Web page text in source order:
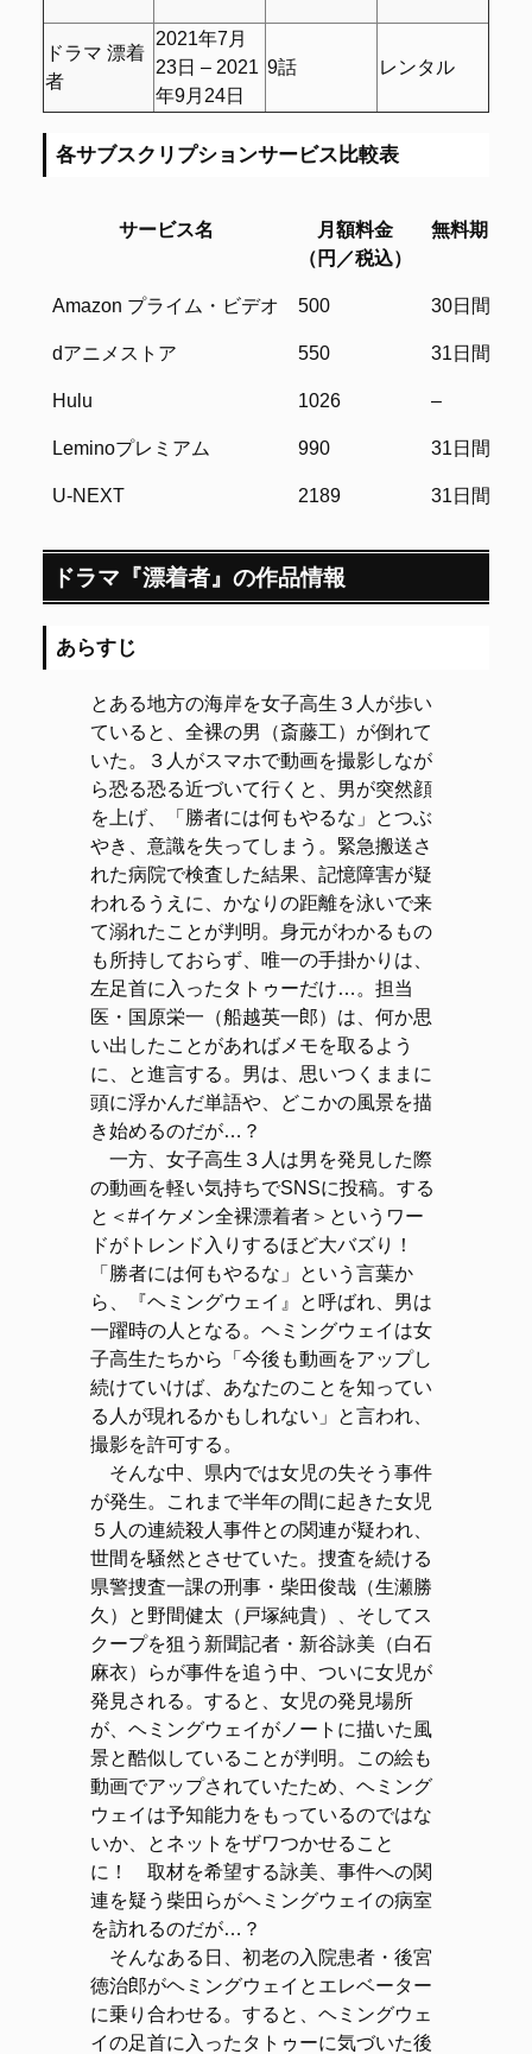
ドラマ 漂着
者
2021年7月
23日 – 2021
年9月24日
9話 レンタル
各サブスクリプションサービス比較表
サービス名
月額料金
（円／税込）
無料期間
サービス名
月額料金
無料期間
Amazon プライム・ビデオ 500 30日間
dアニメストア 550 31日間
Hulu 1026 –
Leminoプレミアム 990 31日間
U-NEXT 2189 31日間
ドラマ『漂着者』の作品情報
あらすじ
とある地方の海岸を女子高生３人が歩い
ていると、全裸の男（斎藤工）が倒れて
いた。３人がスマホで動画を撮影しなが
ら恐る恐る近づいて行くと、男が突然顔
を上げ、「勝者には何もやるな」とつぶ
やき、意識を失ってしまう。緊急搬送さ
れた病院で検査した結果、記憶障害が疑
われるうえに、かなりの距離を泳いで来
て溺れたことが判明。身元がわかるもの
も所持しておらず、唯一の手掛かりは、
左足首に入ったタトゥーだけ…。担当
医・国原栄一（船越英一郎）は、何か思
い出したことがあればメモを取るよう
に、と進言する。男は、思いつくままに
頭に浮かんだ単語や、どこかの風景を描
き始めるのだが…？
一方、女子高生３人は男を発見した際
の動画を軽い気持ちでSNSに投稿。する
と＜#イケメン全裸漂着者＞というワー
ドがトレンド入りするほど大バズり！
「勝者には何もやるな」という言葉か
ら、『ヘミングウェイ』と呼ばれ、男は
一躍時の人となる。ヘミングウェイは女
子高生たちから「今後も動画をアップし
続けていけば、あなたのことを知ってい
る人が現れるかもしれない」と言われ、
撮影を許可する。
そんな中、県内では女児の失そう事件
が発生。これまで半年の間に起きた女児
５人の連続殺人事件との関連が疑われ、
世間を騒然とさせていた。捜査を続ける
県警捜査一課の刑事・柴田俊哉（生瀬勝
久）と野間健太（戸塚純貴）、そしてス
クープを狙う新聞記者・新谷詠美（白石
麻衣）らが事件を追う中、ついに女児が
発見される。すると、女児の発見場所
が、ヘミングウェイがノートに描いた風
景と酷似していることが判明。この絵も
動画でアップされていたため、ヘミング
ウェイは予知能力をもっているのではな
いか、とネットをザワつかせること
に！ 取材を希望する詠美、事件への関
連を疑う柴田らがヘミングウェイの病室
を訪れるのだが…？
そんなある日、初老の入院患者・後宮
徳治郎がヘミングウェイとエレベーター
に乗り合わせる。すると、ヘミングウェ
イの足首に入ったタトゥーに気づいた後